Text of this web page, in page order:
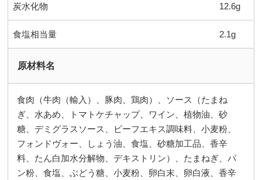
炭水化物 12.6g
食塩相当量 2.1g
原材料名
食肉（牛肉（輸入）、豚肉、鶏肉）、ソース（たまね
ぎ、水あめ、トマトケチャップ、ワイン、植物油、砂
糖、デミグラスソース、ビーフエキス調味料、小麦粉、
フォンドヴォー、しょう油、食塩、砂糖加工品、香辛
料、たん白加水分解物、デキストリン）、たまねぎ、パ
ン粉、食塩、ぶどう糖、小麦粉、卵白末、卵白液、香辛